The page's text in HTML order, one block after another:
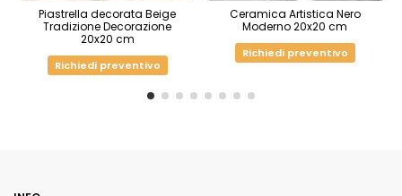
Piastrella decorata Beige
Tradizione Decorazione
20x20 cm
Richiedi preventivo
Ceramica Artistica Nero
Moderno 20x20 cm
Richiedi preventivo